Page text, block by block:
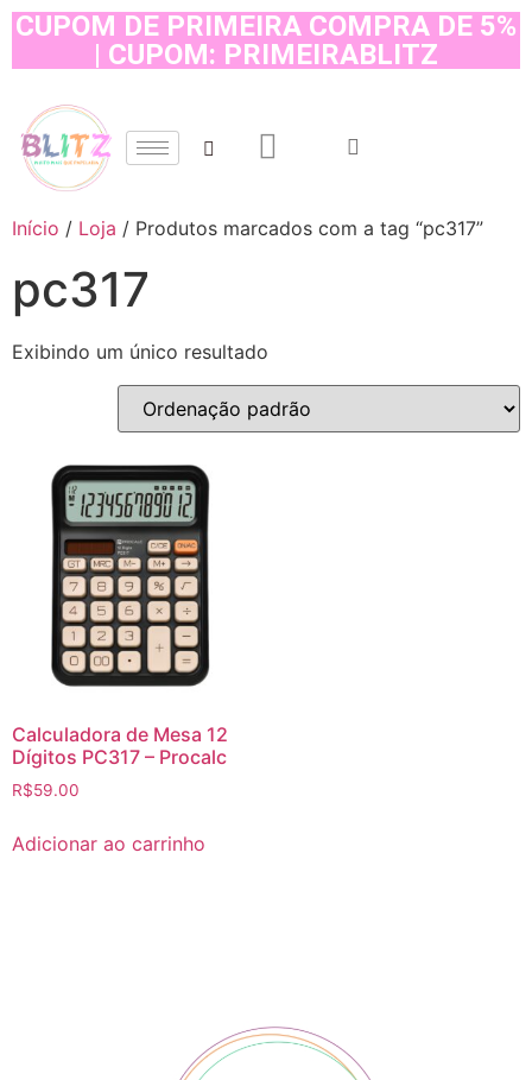
CUPOM DE PRIMEIRA COMPRA DE 5%
| CUPOM: PRIMEIRABLITZ
Início / Loja / Produtos marcados com a tag “pc317”
pc317
Exibindo um único resultado
Calculadora de Mesa 12
Dígitos PC317 – Procalc
R$59.00
Adicionar ao carrinho